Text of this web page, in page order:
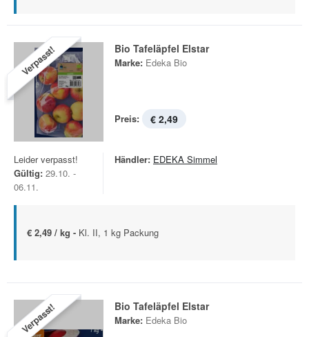
Verpasst! Bio Tafeläpfel Elstar
Marke: Edeka Bio
Preis: € 2,49
Leider verpasst!
Gültig: 29.10. -
06.11.
Händler: EDEKA Simmel
€ 2,49 / kg - Kl. II, 1 kg Packung
Verpasst! Bio Tafeläpfel Elstar
Marke: Edeka Bio